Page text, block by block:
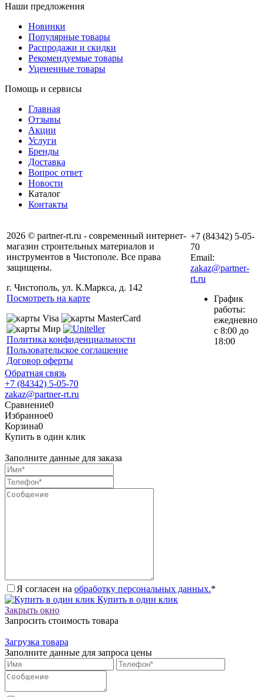
Наши предложения
Новинки
Популярные товары
Распродажи и скидки
Рекомендуемые товары
Уцененные товары
Помощь и сервисы
Главная
Отзывы
Акции
Услуги
Бренды
Доставка
Вопрос ответ
Новости
Каталог
Контакты
2026 © partner-rt.ru - современный интернет-
магазин строительных материалов и
инструментов в Чистополе. Все права
защищены.
г. Чистополь, ул. К.Маркса, д. 142
Посмотреть на карте
Политика конфиденциальности
Пользовательское соглашение
Договор оферты
+7 (84342) 5-05-
70
Email:
zakaz@partner-
rt.ru
График
работы:
ежедневно
с 8:00 до
18:00
Обратная связь
+7 (84342) 5-05-70
zakaz@partner-rt.ru
Сравнение0
Избранное0
Корзина0
Купить в один клик
Заполните данные для заказа
Я согласен на обработку персональных данных.*
Купить в один клик
Закрыть окно
Запросить стоимость товара
Загрузка товара
Заполните данные для запроса цены